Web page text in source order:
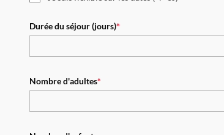
Durée du séjour (jours)*
Nombre d'adultes*